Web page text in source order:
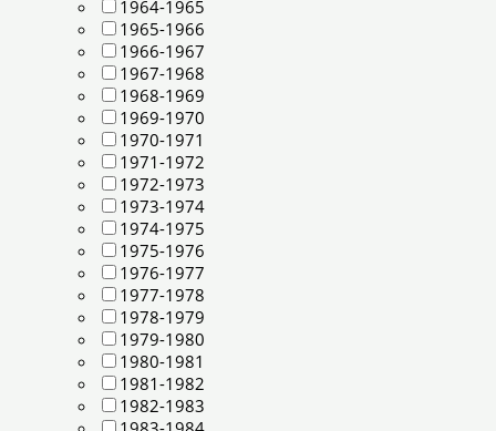
1964-1965
1965-1966
1966-1967
1967-1968
1968-1969
1969-1970
1970-1971
1971-1972
1972-1973
1973-1974
1974-1975
1975-1976
1976-1977
1977-1978
1978-1979
1979-1980
1980-1981
1981-1982
1982-1983